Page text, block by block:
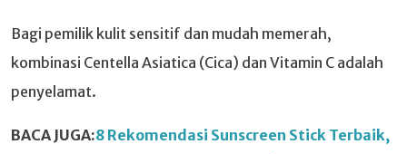
Bagi pemilik kulit sensitif dan mudah memerah,
kombinasi Centella Asiatica (Cica) dan Vitamin C adalah
penyelamat.
BACA JUGA:8 Rekomendasi Sunscreen Stick Terbaik,